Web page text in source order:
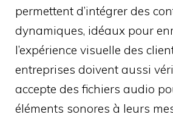
permettent d’intégrer des
dynamiques, idéaux pour
l’expérience visuelle des
entreprises doivent aussi
accepte des fichiers audio
éléments sonores à leurs